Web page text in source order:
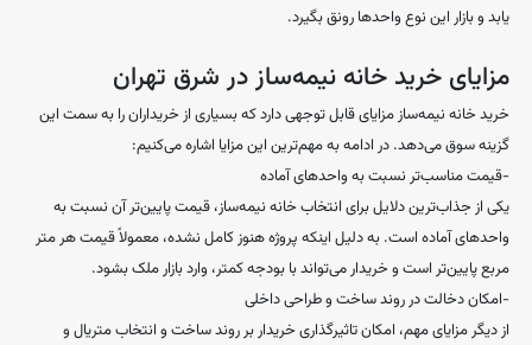
یابد و بازار این نوع واحدها رونق بگیرد.
مزایای خرید خانه نیمه‌ساز در شرق تهران
خرید خانه نیمه‌ساز مزایای قابل توجهی دارد که بسیاری از خریداران را به سمت این
گزینه سوق می‌دهد. در ادامه به مهم‌ترین این مزایا اشاره می‌کنیم:
-قیمت مناسب‌تر نسبت به واحدهای آماده
یکی از جذاب‌ترین دلایل برای انتخاب خانه نیمه‌ساز، قیمت پایین‌تر آن نسبت به
واحدهای آماده است. به دلیل اینکه پروژه هنوز کامل نشده، معمولاً قیمت هر متر
مربع پایین‌تر است و خریدار می‌تواند با بودجه کمتر، وارد بازار ملک بشود.
-امکان دخالت در روند ساخت و طراحی داخلی
از دیگر مزایای مهم، امکان تاثیرگذاری خریدار بر روند ساخت و انتخاب متریال و